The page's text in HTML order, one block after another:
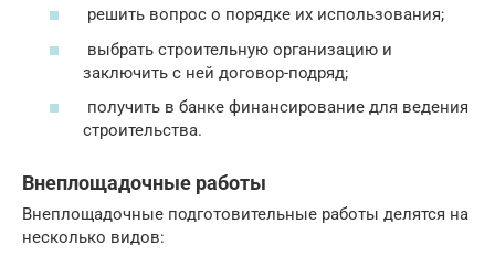
решить вопрос о порядке их использования;
выбрать строительную организацию и
заключить с ней договор-подряд;
получить в банке финансирование для ведения
строительства.
Внеплощадочные работы
Внеплощадочные подготовительные работы делятся на
несколько видов: